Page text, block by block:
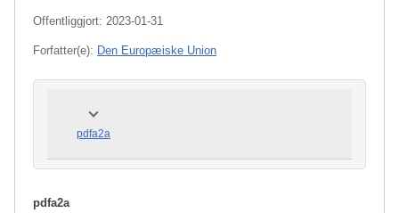
Offentliggjort: 2023-01-31
Forfatter(e): Den Europæiske Union
pdfa2a
pdfa2a